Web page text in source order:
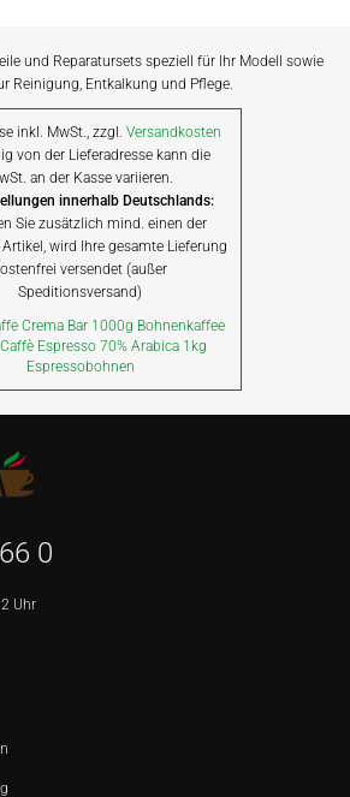
und Reparatursets speziell für Ihr Modell sowie
Reinigung, Entkalkung und Pflege.
inkl. MwSt., zzgl.Versandkosten
von der Lieferadresse kann die
an der Kasse variieren.
innerhalb Deutschlands:
Sie zusätzlich mind. einen der
wird Ihre gesamte Lieferung
versendet (außer
Speditionsversand)
Crema Bar 1000g Bohnenkaffee
Espresso 70% Arabica 1kg
Espressobohnen
0
Uhr